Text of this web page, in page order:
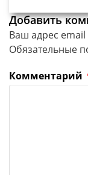
Добавить
Ваш адрес email
Обязательные
Комментарий